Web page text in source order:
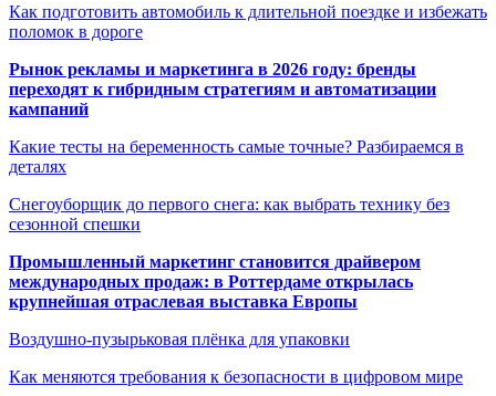
Как подготовить автомобиль к длительной поездке и избежать
поломок в дороге
Рынок рекламы и маркетинга в 2026 году: бренды
переходят к гибридным стратегиям и автоматизации
кампаний
Какие тесты на беременность самые точные? Разбираемся в
деталях
Снегоуборщик до первого снега: как выбрать технику без
сезонной спешки
Промышленный маркетинг становится драйвером
международных продаж: в Роттердаме открылась
крупнейшая отраслевая выставка Европы
Воздушно-пузырьковая плёнка для упаковки
Как меняются требования к безопасности в цифровом мире